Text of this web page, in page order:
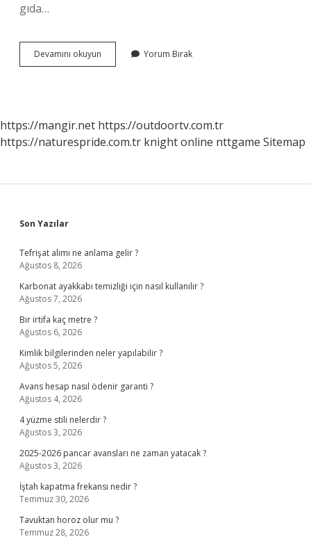
gıda…
Devamını okuyun
Diş
Yorum Bırak
https://mangir.net https://outdoortv.com.tr
https://naturespride.com.tr knight online nttgame Sitemap
Sidebar
Son Yazılar
Tefrişat alımı ne anlama gelir ?
Ağustos 8, 2026
Karbonat ayakkabı temizliği için nasıl kullanılır ?
Ağustos 7, 2026
Bir irtifa kaç metre ?
Ağustos 6, 2026
Kimlik bilgilerinden neler yapılabilir ?
Ağustos 5, 2026
Avans hesap nasıl ödenir garanti ?
Ağustos 4, 2026
4 yüzme stili nelerdir ?
Ağustos 3, 2026
2025-2026 pancar avansları ne zaman yatacak ?
Ağustos 3, 2026
İştah kapatma frekansı nedir ?
Temmuz 30, 2026
Tavuktan horoz olur mu ?
Temmuz 28, 2026